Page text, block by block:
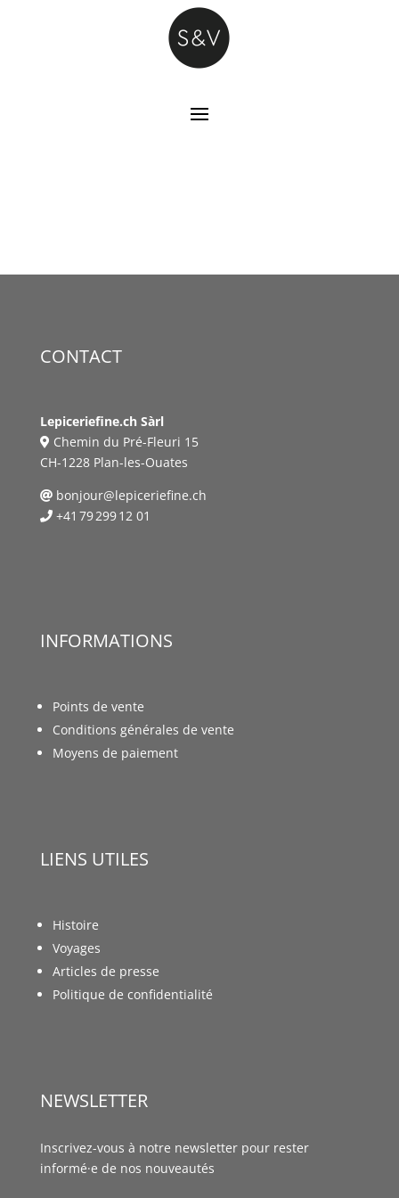
CONTACT
Lepiceriefine.ch Sàrl
Chemin du Pré-Fleuri 15
CH-1228 Plan-les-Ouates
bonjour@lepiceriefine.ch
+41 79 299 12 01
INFORMATIONS
Points de vente
Conditions générales de vente
Moyens de paiement
LIENS UTILES
Histoire
Voyages
Articles de presse
Politique de confidentialité
NEWSLETTER
Inscrivez-vous à notre newsletter pour rester
informé·e de nos nouveautés